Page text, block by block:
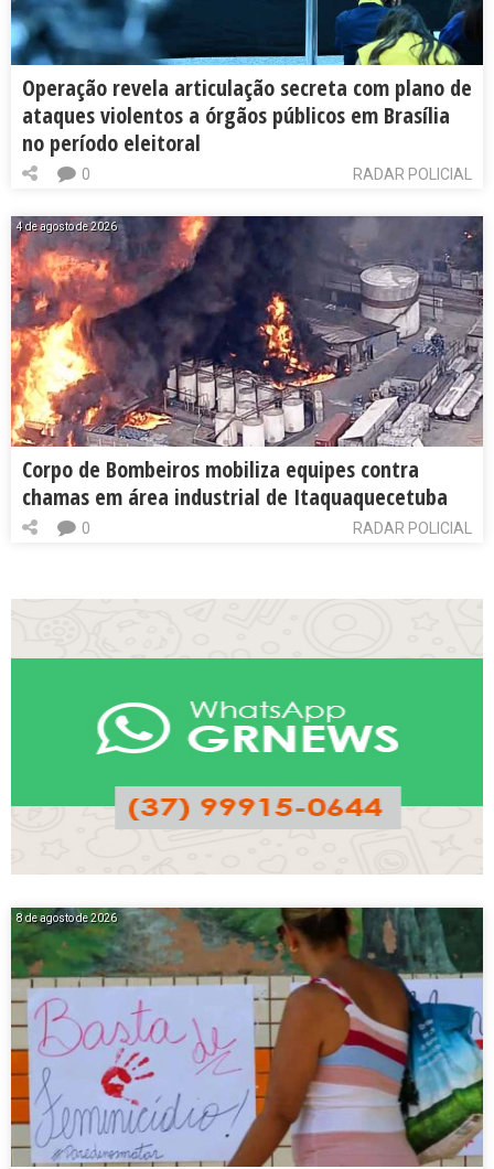
Operação revela articulação secreta com plano de
ataques violentos a órgãos públicos em Brasília
no período eleitoral
RADAR POLICIAL
0
4 de agosto de 2026
Corpo de Bombeiros mobiliza equipes contra
chamas em área industrial de Itaquaquecetuba
RADAR POLICIAL
0
8 de agosto de 2026